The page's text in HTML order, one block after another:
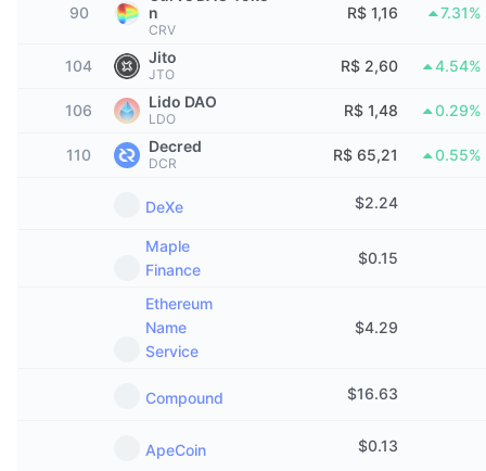
Sentimento da comunidade
Classificação da cadeia
Mercados de Previsão
Índice CoinMarketCap 20
Índice CoinMarketCap 100
Fluxos de ETF
Integrações de IA
CMC Central de Agentes
Mercado de Habilidades
CMC MCP
Anunciar
Novidades
Glossário
90
n
CRV
R$ 1,16 7.31%
104 Jito
JTO R$ 2,60 4.54%
106 Lido DAO
LDO R$ 1,48 0.29%
110 Decred
DCR R$ 65,21 0.55%
DeXe $2.24
Maple
Finance
$0.15
Ethereum
Name
Service
$4.29
Compound $16.63
ApeCoin $0.13